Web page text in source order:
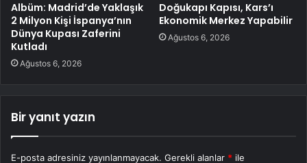
Albüm: Madrid’de Yaklaşık
2 Milyon Kişi İspanya’nın
Dünya Kupası Zaferini
Kutladı
Ağustos 6, 2026
Doğukapı Kapısı, Kars’ı
Ekonomik Merkez Yapabilir
Ağustos 6, 2026
Bir yanıt yazın
E-posta adresiniz yayınlanmayacak. Gerekli alanlar * ile